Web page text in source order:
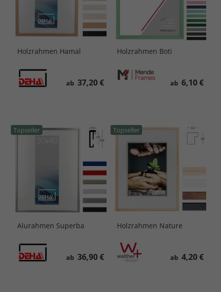
Holzrahmen Hamal
ab 37,20 €
Holzrahmen Boti
ab 6,10 €
Topseller
Alurahmen Superba
ab 36,90 €
Topseller
Holzrahmen Nature
ab 4,20 €